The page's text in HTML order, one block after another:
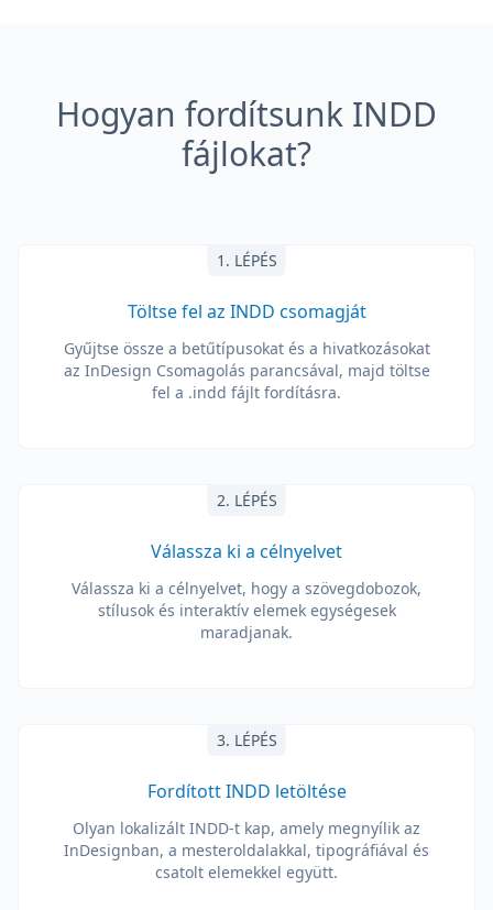
Hogyan fordítsunk INDD
fájlokat?
1. LÉPÉS
Töltse fel az INDD csomagját
Gyűjtse össze a betűtípusokat és a hivatkozásokat
az InDesign Csomagolás parancsával, majd töltse
fel a .indd fájlt fordításra.
2. LÉPÉS
Válassza ki a célnyelvet
Válassza ki a célnyelvet, hogy a szövegdobozok,
stílusok és interaktív elemek egységesek
maradjanak.
3. LÉPÉS
Fordított INDD letöltése
Olyan lokalizált INDD-t kap, amely megnyílik az
InDesignban, a mesteroldalakkal, tipográfiával és
csatolt elemekkel együtt.